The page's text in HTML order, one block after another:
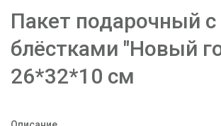
Пакет подарочный с
блёстками "Новый
26*32*10 см